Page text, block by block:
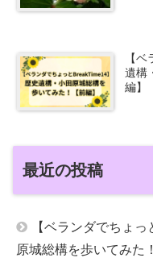
【
遺構
編】
最近の投稿
【ベランダでちょ
原城総構を歩いてみた